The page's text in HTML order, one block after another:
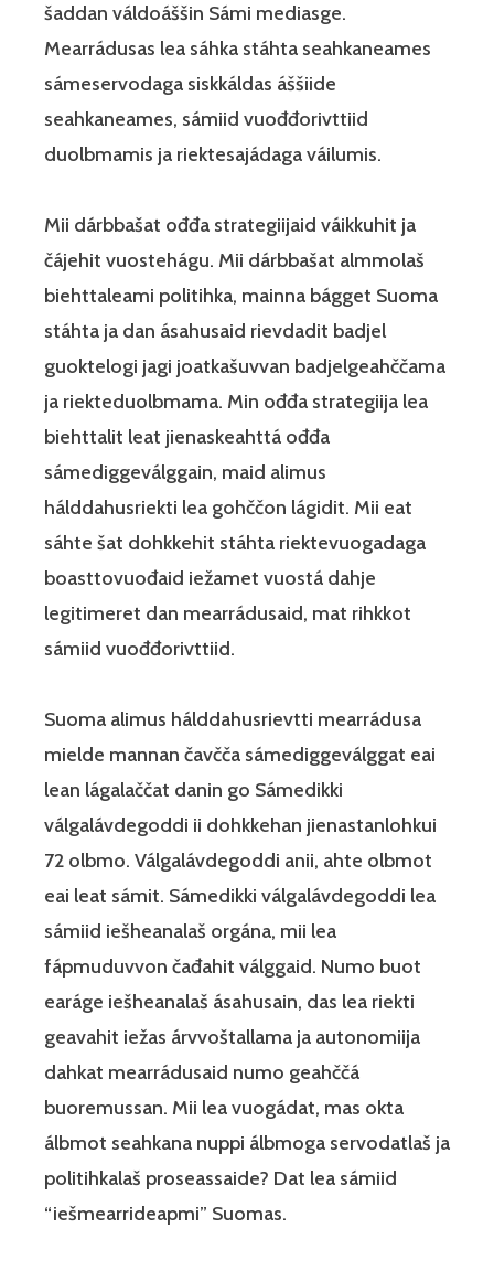
šaddan váldoáššin Sámi mediasge.
Mearrádusas lea sáhka stáhta seahkaneames
sámeservodaga siskkáldas áššiide
seahkaneames, sámiid vuođđorivttiid
duolbmamis ja riektesajádaga váilumis.
Mii dárbbašat ođđa strategiijaid váikkuhit ja
čájehit vuostehágu. Mii dárbbašat almmolaš
biehttaleami politihka, mainna bágget Suoma
stáhta ja dan ásahusaid rievdadit badjel
guoktelogi jagi joatkašuvvan badjelgeahččama
ja riekteduolbmama. Min ođđa strategiija lea
biehttalit leat jienaskeahttá ođđa
sámediggeválggain, maid alimus
hálddahusriekti lea gohččon lágidit. Mii eat
sáhte šat dohkkehit stáhta riektevuogadaga
boasttovuođaid iežamet vuostá dahje
legitimeret dan mearrádusaid, mat rihkkot
sámiid vuođđorivttiid.
Suoma alimus hálddahusrievtti mearrádusa
mielde mannan čavčča sámediggeválggat eai
lean lágalaččat danin go Sámedikki
válgalávdegoddi ii dohkkehan jienastanlohkui
72 olbmo. Válgalávdegoddi anii, ahte olbmot
eai leat sámit. Sámedikki válgalávdegoddi lea
sámiid iešheanalaš orgána, mii lea
fápmuduvvon čađahit válggaid. Numo buot
earáge iešheanalaš ásahusain, das lea riekti
geavahit iežas árvvoštallama ja autonomiija
dahkat mearrádusaid numo geahččá
buoremussan. Mii lea vuogádat, mas okta
álbmot seahkana nuppi álbmoga servodatlaš ja
politihkalaš proseassaide? Dat lea sámiid
“iešmearrideapmi” Suomas.